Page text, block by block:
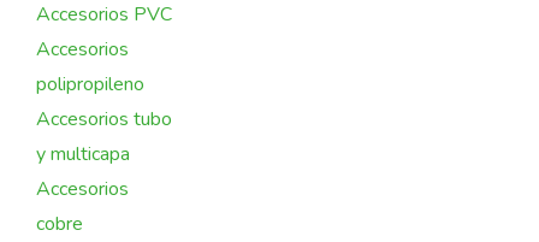
Accesorios PVC
Accesorios
polipropileno
Accesorios tubo
y multicapa
Accesorios
cobre